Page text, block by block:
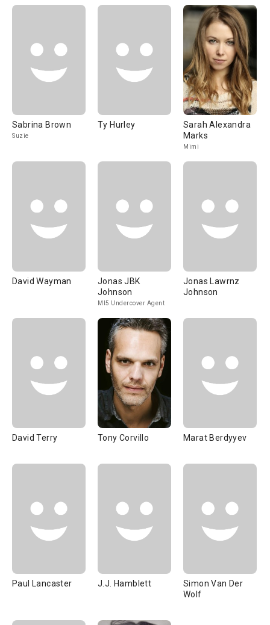
Sabrina Brown
Suzie
Ty Hurley
Sarah Alexandra
Marks
Mimi
David Wayman
Jonas JBK
Johnson
MI5 Undercover Agent
Jonas Lawrnz
Johnson
David Terry Tony Corvillo Marat Berdyyev
Paul Lancaster J.J. Hamblett
Simon Van Der
Wolf